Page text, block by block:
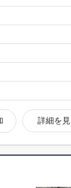
詳細を